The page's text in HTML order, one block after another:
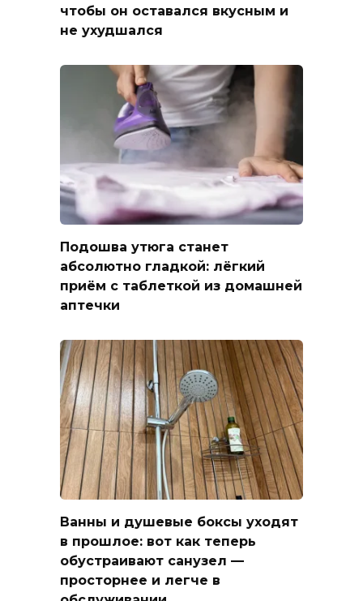
чтобы он оставался вкусным и
не ухудшался
Подошва утюга станет
абсолютно гладкой: лёгкий
приём с таблеткой из домашней
аптечки
Ванны и душевые боксы уходят
в прошлое: вот как теперь
обустраивают санузел —
просторнее и легче в